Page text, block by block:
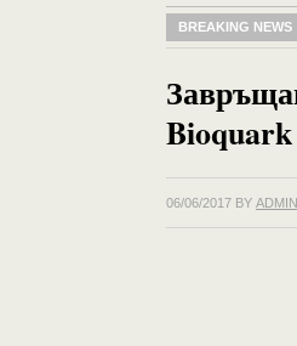
BREAKING NEWS
Bioquark
06/06/2017 BY ADMIN